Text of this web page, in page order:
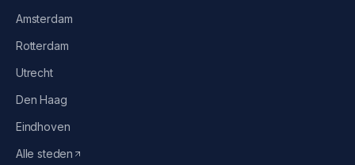
Amsterdam
Rotterdam
Utrecht
Den Haag
Eindhoven
Alle steden